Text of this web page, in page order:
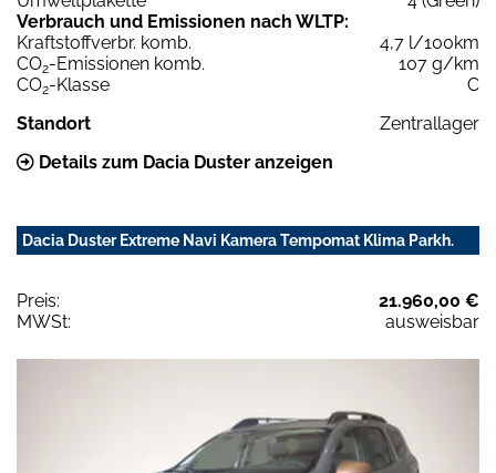
Verbrauch und Emissionen nach WLTP:
Kraftstoffverbr. komb.
4,7 l/100km
CO2-Emissionen komb.
107 g/km
CO2-Klasse
C
Standort
Zentrallager
Details zum Dacia Duster anzeigen
Dacia Duster Extreme Navi Kamera Tempomat Klima Parkh.
Preis:
21.960,00 €
MWSt:
ausweisbar